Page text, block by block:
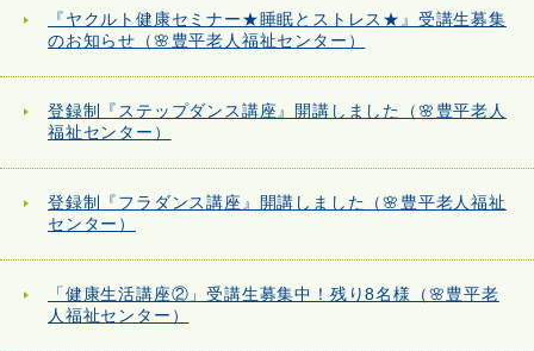
『ヤクルト健康セミナー★睡眠とストレス★』受講生募集
のお知らせ（🌸豊平老人福祉センター）
登録制『ステップダンス講座』開講しました（🌸豊平老人
福祉センター）
登録制『フラダンス講座』開講しました（🌸豊平老人福祉
センター）
「健康生活講座②」受講生募集中！残り8名様（🌸豊平老
人福祉センター）